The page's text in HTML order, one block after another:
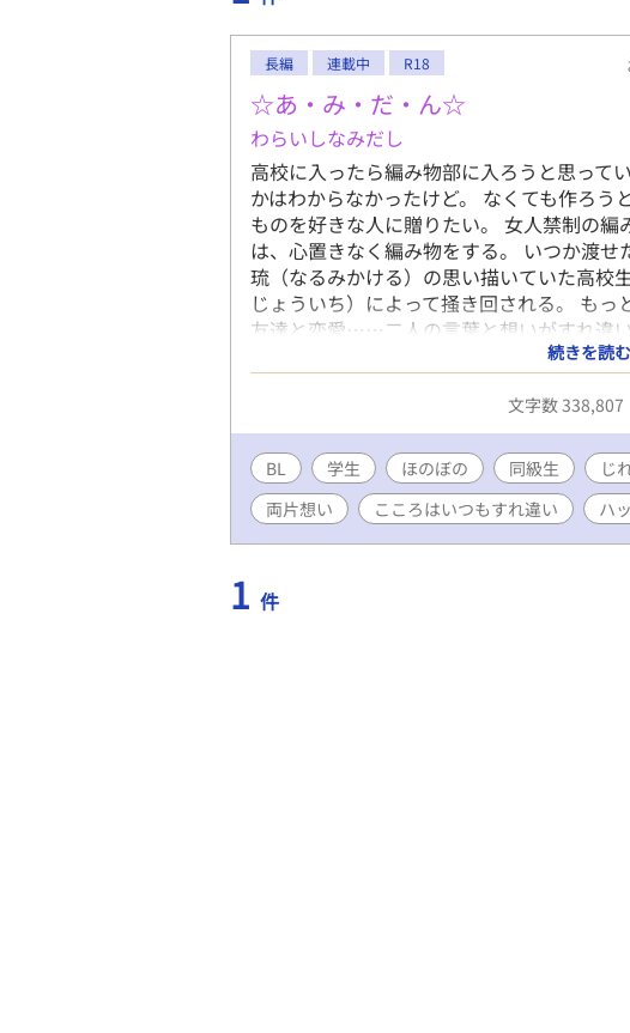
長編 連載中 R18
☆あ・み・だ・ん☆
わらいしなみだし
高校に入ったら編み物部に入ろうと思って
かはわからなかったけど。 なくても作ろう
ものを好きな人に贈りたい。 女人禁制の
は、心置きなく編み物をする。 いつか渡
琉（なるみかける）の思い描いていた高校
じょういち）によって掻き回される。 も
友達と恋愛……二人の言葉と想いがすれ違
る！ ☆☆☆ 現在……普通の青春中デス。
の人の視点 * ただのエロ話
……になります。 ☆☆☆ まだ本格的なＲに
れったい二人で申し訳ないです。。。
れはどっちの言葉なのか？
続きを読む
文字数 338,807
BL 学生 ほのぼの 同級生 じ
両片想い
こころはいつもすれ違い ハ
1 件